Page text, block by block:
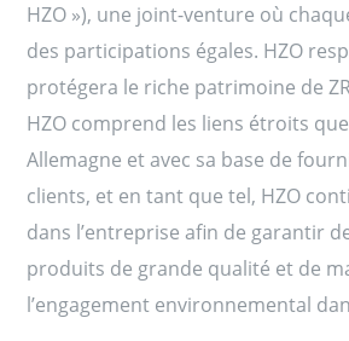
HZO »), une joint-venture où
des participations égales. HZO
protégera le riche patrimoine de
HZO comprend les liens étroits
Allemagne et avec sa base de
clients, et en tant que tel, HZO
dans l’entreprise afin de garantir
produits de grande qualité et de
l’engagement environnemental